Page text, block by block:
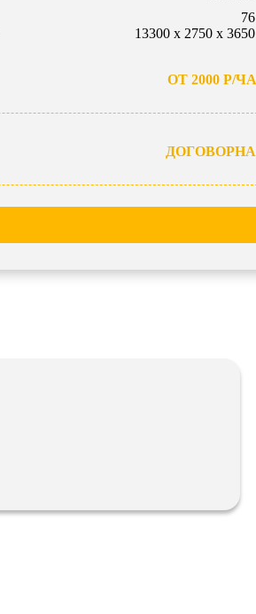
76
13300 х 2750 х 3650
ОТ 2000 Р/